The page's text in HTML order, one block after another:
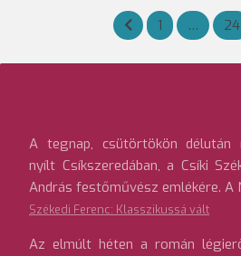
Bejegyzések
lapozása
1 … 24
A tegnap, csütörtökön délután
nyílt Csíkszeredában, a Csíki
András festőművész emlékére. A
Székedi Ferenc: Klasszikussá vált
Az elmúlt héten a román